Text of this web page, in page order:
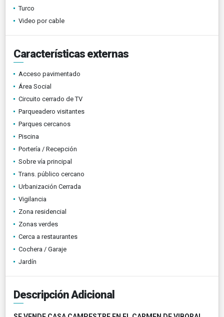
Turco
Video por cable
Características externas
Acceso pavimentado
Área Social
Circuito cerrado de TV
Parqueadero visitantes
Parques cercanos
Piscina
Portería / Recepción
Sobre vía principal
Trans. público cercano
Urbanización Cerrada
Vigilancia
Zona residencial
Zonas verdes
Cerca a restaurantes
Cochera / Garaje
Jardín
Descripción Adicional